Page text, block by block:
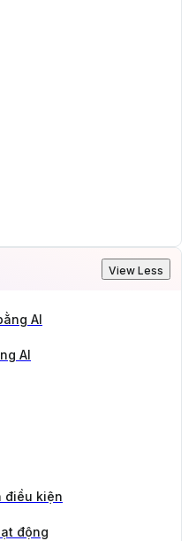
View Less
AI
AI
điều kiện
động